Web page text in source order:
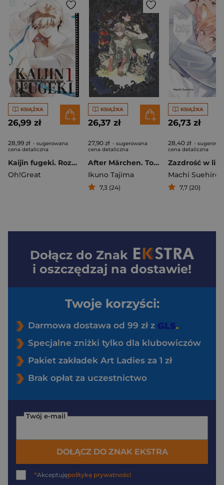
KSIĄŻKA
26,99 zł
28,99 zł - sugerowana
cena detaliczna
Kaijin fugeki. Rozżarzone dusze. Tom 1
Oh!Great
KSIĄŻKA
26,37 zł
27,90 zł - sugerowana
cena detaliczna
After Märchen. Tom 2
Ikuno Tajima
7,3 (24)
KSIĄŻKA
26,73 zł
28,40 zł -
cena detaliczna
Machi Suehiro
7,7 (20)
Dołącz do Znak
i oszczędzaj na dostawie!
Twoje korzyści:
Darmowa dostawa od 99 zł z
Specjalne zniżki tylko dla klubowiczów
Pakiet zakładek Art Ladies za 1 zł
Brak opłat za uczestnictwo
Twój e-mail
DOŁĄCZ DO ZNAK EKSTRA
*Akceptujępolitykę prywatności